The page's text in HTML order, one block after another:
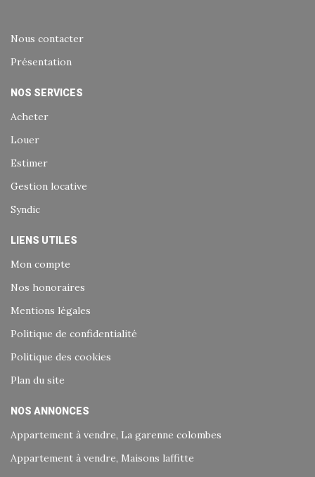
Nous contacter
Présentation
NOS SERVICES
Acheter
Louer
Estimer
Gestion locative
Syndic
LIENS UTILES
Mon compte
Nos honoraires
Mentions légales
Politique de confidentialité
Politique des cookies
Plan du site
NOS ANNONCES
Appartement à vendre, La garenne colombes
Appartement à vendre, Maisons laffitte